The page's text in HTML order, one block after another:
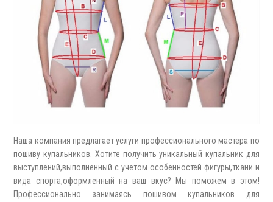
Наша компания предлагает услуги профессионального мастера по
пошиву купальников. Хотите получить уникальный купальник для
выступлений,выполненный с учетом особенностей фигуры,ткани и
вида спорта,оформленный на ваш вкус? Мы поможем в этом!
Профессионально занимаясь пошивом купальников для